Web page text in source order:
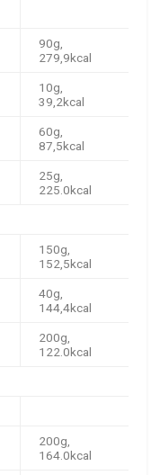
90g,
279,9kcal
10g,
39,2kcal
60g,
87,5kcal
25g,
225.0kcal
150g,
152,5kcal
40g,
144,4kcal
200g,
122.0kcal
200g,
164.0kcal